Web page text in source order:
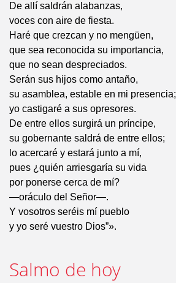
De allí saldrán alabanzas,
voces con aire de fiesta.
Haré que crezcan y no mengüen,
que sea reconocida su importancia,
que no sean despreciados.
Serán sus hijos como antaño,
su asamblea, estable en mi presencia;
yo castigaré a sus opresores.
De entre ellos surgirá un príncipe,
su gobernante saldrá de entre ellos;
lo acercaré y estará junto a mí,
pues ¿quién arriesgaría su vida
por ponerse cerca de mí?
—oráculo del Señor—.
Y vosotros seréis mí pueblo
y yo seré vuestro Dios”».
Salmo de hoy